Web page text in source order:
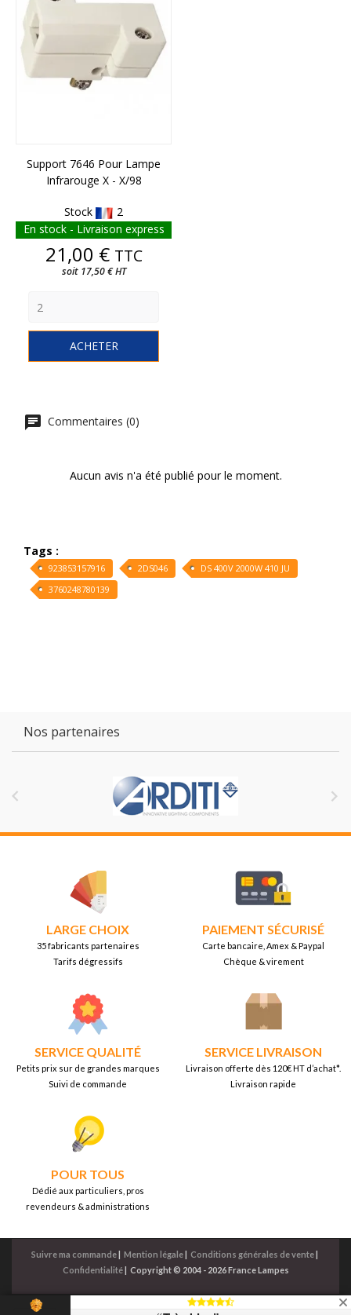
Support 7646 Pour Lampe
Infrarouge X - X/98
Stock
2
En stock - Livraison express
Prix
21,00 € TTC
soit 17,50 € HT
ACHETER
Commentaires (0)
Aucun avis n'a été publié pour le moment.
Tags :
923853157916 2DS046
DS 400V 2000W 410 JU
3760248780139
Nos partenaires
 
LARGE CHOIX
35 fabricants partenaires
Tarifs dégressifs
PAIEMENT SÉCURISÉ
Carte bancaire, Amex & Paypal
Chèque & virement
SERVICE QUALITÉ
Petits prix sur de grandes marques
Suivi de commande
SERVICE LIVRAISON
Livraison offerte dès 120€ HT d’achat*.
Livraison rapide
POUR TOUS
Dédié aux particuliers, pros
revendeurs & administrations
Suivre ma commande| Mention légale| Conditions générales de vente|
Confidentialité| Copyright © 2004 - 2026 France Lampes